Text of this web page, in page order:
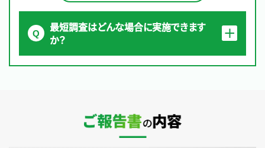
最短調査はどんな場合に実施できます
か？
ご報告書の内容